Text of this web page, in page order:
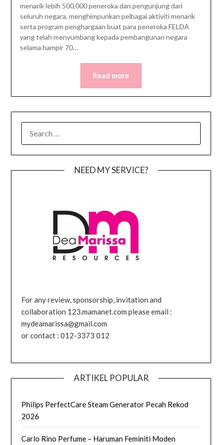
menarik lebih 500,000 peneroka dan pengunjung dari
seluruh negara, menghimpunkan pelbagai aktiviti menarik
serta program penghargaan buat para peneroka FELDA
yang telah menyumbang kepada pembangunan negara
selama hampir 70…
Read more
FOR:
NEED MY SERVICE?
For any review, sponsorship, invitation and
collaboration 123.mamanet.com please email :
mydeamarissa@gmail.com
or contact : 012-3373 012
ARTIKEL POPULAR
Philips PerfectCare Steam Generator Pecah Rekod
2026
Carlo Rino Perfume – Haruman Feminiti Moden